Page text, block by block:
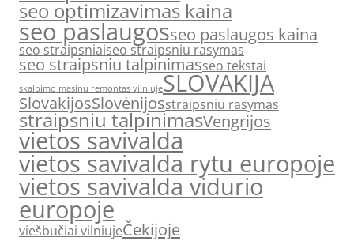
seo optimizavimas kaina
seo paslaugosseo paslaugos kaina
seo straipsniaiseo straipsniu rasymas
seo straipsniu talpinimasseo tekstai
skalbimo masinu remontas vilniujeSLOVAKIJA
SlovakijosSlovėnijosstraipsniu rasymas
straipsniu talpinimasVengrijos
vietos savivalda
vietos savivalda rytu europoje
vietos savivalda vidurio
europoje
viešbučiai vilniujeČekijoje